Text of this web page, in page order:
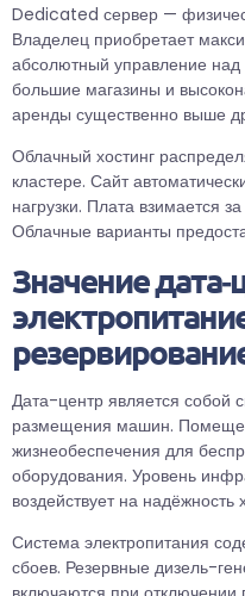
Dedicated сервер —
Владелец приобретает
абсолютный управление над
большие магазины и
аренды существенно выше
Облачный хостинг
кластере. Сайт
нагрузки. Плата взимается
Облачные варианты
Значение
Дата-центр является собой
размещения машин.
жизнеобеспечения для
оборудования. Уровень
воздействует на надёжность
Система электропитания
сбоев. Резервные дизель-